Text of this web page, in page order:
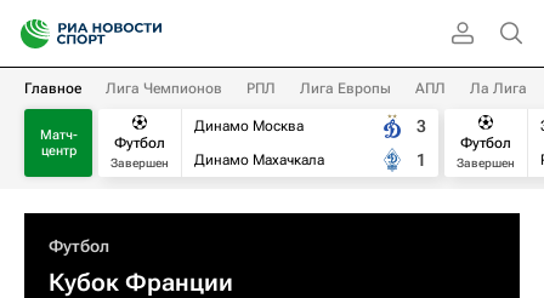
Главное Лига Чемпионов РПЛ Лига Европы АПЛ Ла Лига
Матч-
центр
Футбол
Завершен
Динамо Москва
Динамо Махачкала
3
1
Футбол
Завершен
Футбол
Кубок Франции